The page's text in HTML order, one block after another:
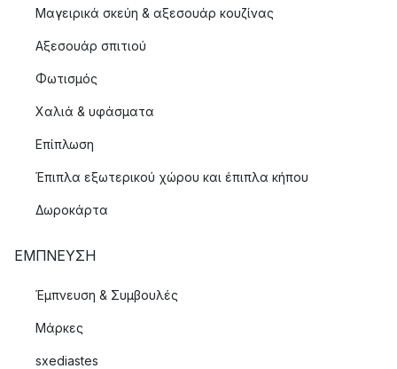
Μαγειρικά σκεύη & αξεσουάρ κουζίνας
Αξεσουάρ σπιτιού
Φωτισμός
Χαλιά & υφάσματα
Επίπλωση
Έπιπλα εξωτερικού χώρου και έπιπλα κήπου
Δωροκάρτα
ΈΜΠΝΕΥΣΗ
Έμπνευση & Συμβουλές
Μάρκες
sxediastes